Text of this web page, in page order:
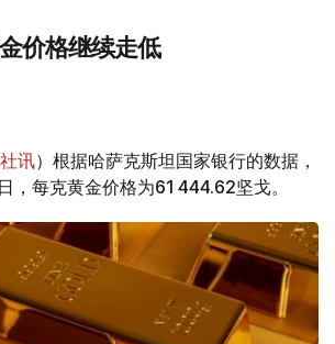
价格继续走低
讯）根据哈萨克斯坦国家银行的数据，
每克黄金价格为61 444.62坚戈。